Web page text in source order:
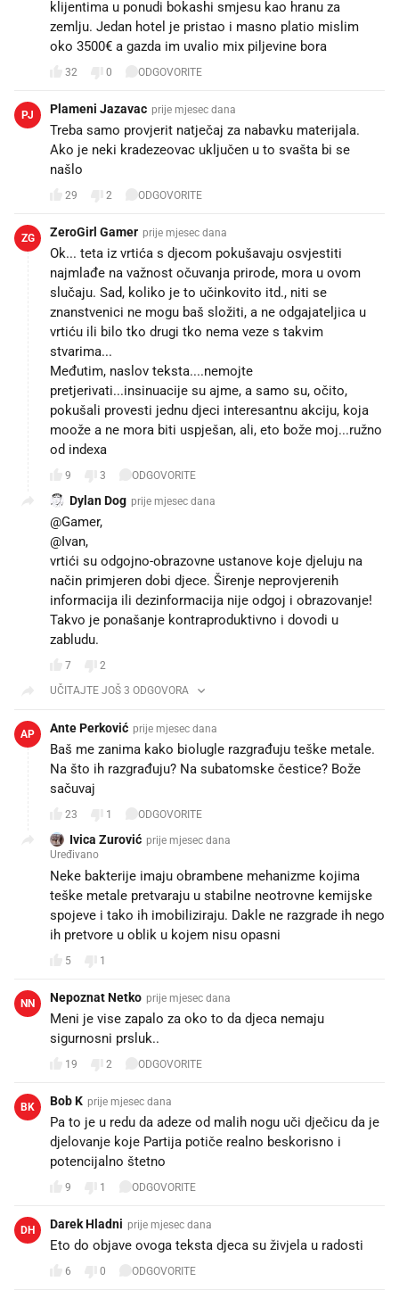
klijentima u ponudi bokashi smjesu kao hranu za
zemlju. Jedan hotel je pristao i masno platio mislim
oko 3500€ a gazda im uvalio mix piljevine bora
32 0 ODGOVORITE
PJ Plameni Jazavac prije mjesec dana
Treba samo provjerit natječaj za nabavku materijala.
Ako je neki kradezeovac uključen u to svašta bi se
našlo
29 2 ODGOVORITE
ZG ZeroGirl Gamer prije mjesec dana
Ok... teta iz vrtića s djecom pokušavaju osvjestiti
najmlađe na važnost očuvanja prirode, mora u ovom
slučaju. Sad, koliko je to učinkovito itd., niti se
znanstvenici ne mogu baš složiti, a ne odgajateljica u
vrtiću ili bilo tko drugi tko nema veze s takvim
stvarima...
Međutim, naslov teksta....nemojte
pretjerivati...insinuacije su ajme, a samo su, očito,
pokušali provesti jednu djeci interesantnu akciju, koja
moože a ne mora biti uspješan, ali, eto bože moj...ružno
od indexa
9 3 ODGOVORITE
Dylan Dog prije mjesec dana
@Gamer,
@Ivan,
vrtići su odgojno-obrazovne ustanove koje djeluju na
način primjeren dobi djece. Širenje neprovjerenih
informacija ili dezinformacija nije odgoj i obrazovanje!
Takvo je ponašanje kontraproduktivno i dovodi u
zabludu.
7
2
UČITAJTE JOŠ 3 ODGOVORA
AP Ante Perković prije mjesec dana
Baš me zanima kako biolugle razgrađuju teške metale.
Na što ih razgrađuju? Na subatomske čestice? Bože
sačuvaj
23 1 ODGOVORITE
Ivica Zurović prije mjesec dana
Uređivano
Neke bakterije imaju obrambene mehanizme kojima
teške metale pretvaraju u stabilne neotrovne kemijske
spojeve i tako ih imobiliziraju. Dakle ne razgrade ih nego
ih pretvore u oblik u kojem nisu opasni
5 1
NN Nepoznat Netko prije mjesec dana
Meni je vise zapalo za oko to da djeca nemaju
sigurnosni prsluk..
19 2 ODGOVORITE
BK Bob K prije mjesec dana
Pa to je u redu da adeze od malih nogu uči dječicu da je
djelovanje koje Partija potiče realno beskorisno i
potencijalno štetno
9 1 ODGOVORITE
DH Darek Hladni prije mjesec dana
Eto do objave ovoga teksta djeca su živjela u radosti
6 0 ODGOVORITE